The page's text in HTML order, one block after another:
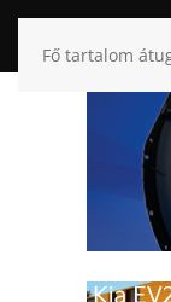
Fő tartalom